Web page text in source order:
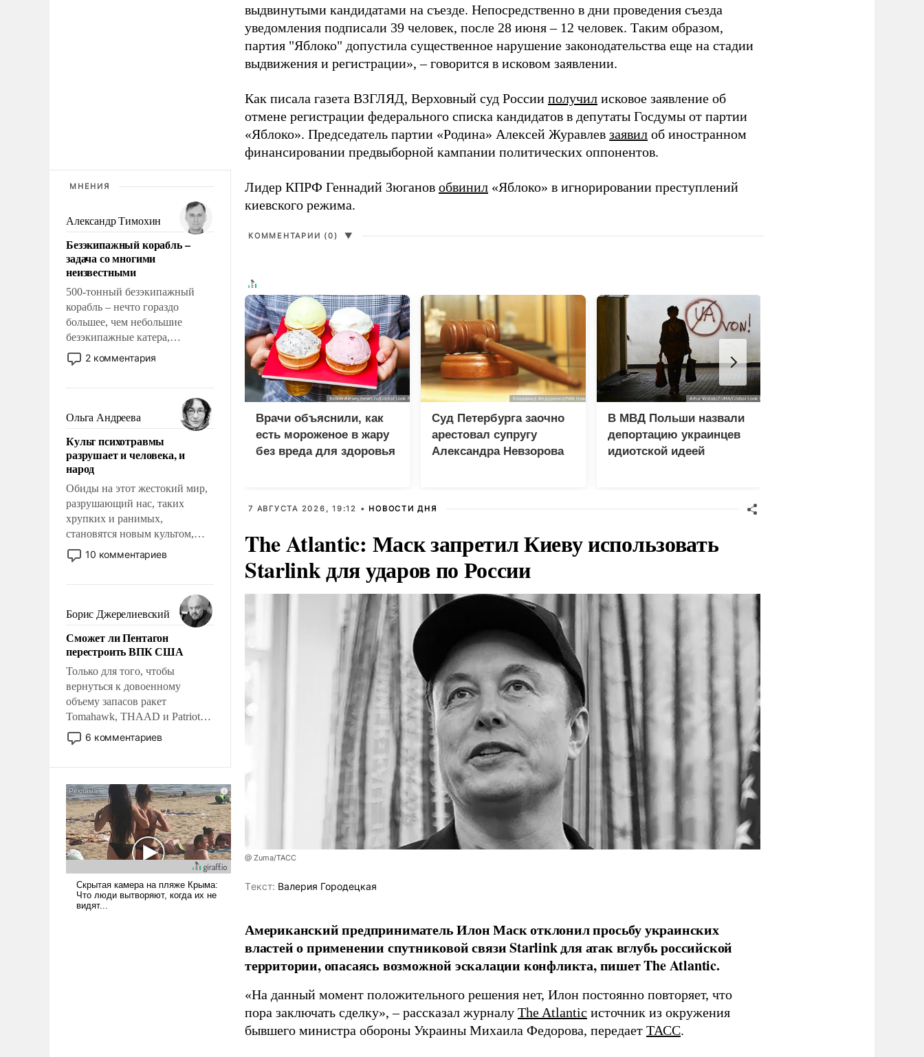
МНЕНИЯ
Александр Тимохин
Безэкипажный корабль –
задача со многими
неизвестными
500-тонный безэкипажный
корабль – нечто гораздо
большее, чем небольшие
безэкипажные катера,
применение которых уже
стало обыденностью. Задача по
сложна и амбициозна. Однако
и ее реализация радикально
поднимет наши боевые
возможности.
2 комментария
Ольга Андреева
Культ психотравмы
разрушает и человека, и
народ
Обиды на этот жестокий мир,
разрушающий нас, таких
хрупких и ранимых,
становятся новым культом,
постепенно вытесняя и
отменяя традиционное
мужественным и твердым под
ударами судьбы, брать на себя
ответственность, помогать
слабым, идти вперед и
адаптироваться.
10 комментариев
Борис Джерелиевский
Сможет ли Пентагон
перестроить ВПК США
Только для того, чтобы
вернуться к довоенному
объему запасов ракет
Tomahawk, THAAD и Patriot
США потребуется более трех
лет. Даже небольшая война с
Сложившаяся ситуация
означает многолетний период
уязвимости США, например,
перед Китаем.
6 комментариев
выдвинутыми кандидатами на съезде. Непосредственно в дни проведения съезда
уведомления подписали 39 человек, после 28 июня – 12 человек. Таким образом,
партия "Яблоко" допустила существенное нарушение законодательства еще на стадии
выдвижения и регистрации», – говорится в исковом заявлении.
Как писала газета ВЗГЛЯД, Верховный суд России получил исковое заявление об
отмене регистрации федерального списка кандидатов в депутаты Госдумы от партии
«Яблоко». Председатель партии «Родина» Алексей Журавлев заявил об иностранном
финансировании предвыборной кампании политических оппонентов.
Лидер КПРФ Геннадий Зюганов обвинил «Яблоко» в игнорировании преступлений
киевского режима.
КОММЕНТАРИИ (0) ▼
Врачи объяснили, как
есть мороженое в жару
без вреда для здоровья
Суд Петербурга заочно
арестовал супругу
Александра Невзорова
В МВД Польши назвали
депортацию украинцев
идиотской идеей
7 АВГУСТА 2026, 19:12 • НОВОСТИ ДНЯ
The Atlantic: Маск запретил Киеву использовать
Starlink для ударов по России
@ Zuma/ТАСС
Tекст: Валерия Городецкая
Американский предприниматель Илон Маск отклонил просьбу украинских
властей о применении спутниковой связи Starlink для атак вглубь российской
территории, опасаясь возможной эскалации конфликта, пишет The Atlantic.
«На данный момент положительного решения нет, Илон постоянно повторяет, что
пора заключать сделку», – рассказал журналу The Atlantic источник из окружения
бывшего министра обороны Украины Михаила Федорова, передает ТАСС.